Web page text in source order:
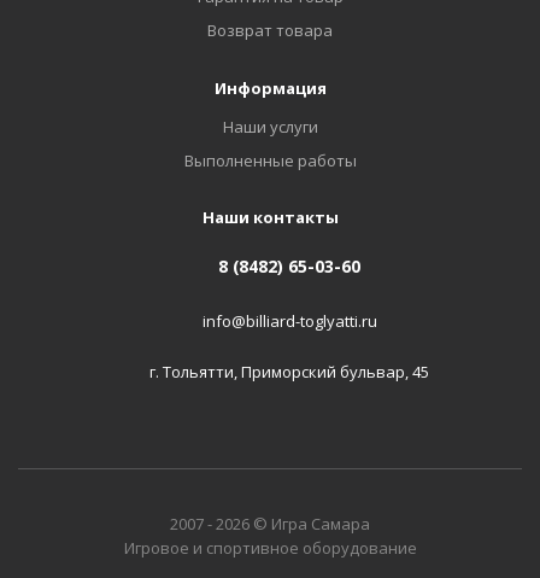
Возврат товара
Информация
Наши услуги
Выполненные работы
Наши контакты
8 (8482) 65-03-60
info@billiard-toglyatti.ru
г. Тольятти, Приморский бульвар, 45
2007 - 2026 © Игра Самара
Игровое и спортивное оборудование